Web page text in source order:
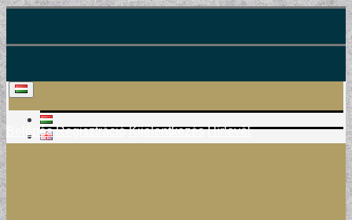
Belépés Regisztráció Kijelentkezés Hírlevél